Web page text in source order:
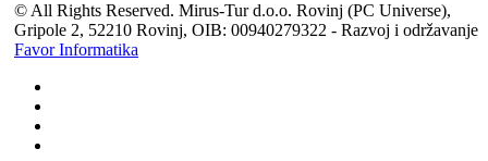
© All Rights Reserved. Mirus-Tur d.o.o. Rovinj (PC Universe),
Gripole 2, 52210 Rovinj, OIB: 00940279322 - Razvoj i održavanje
Favor Informatika